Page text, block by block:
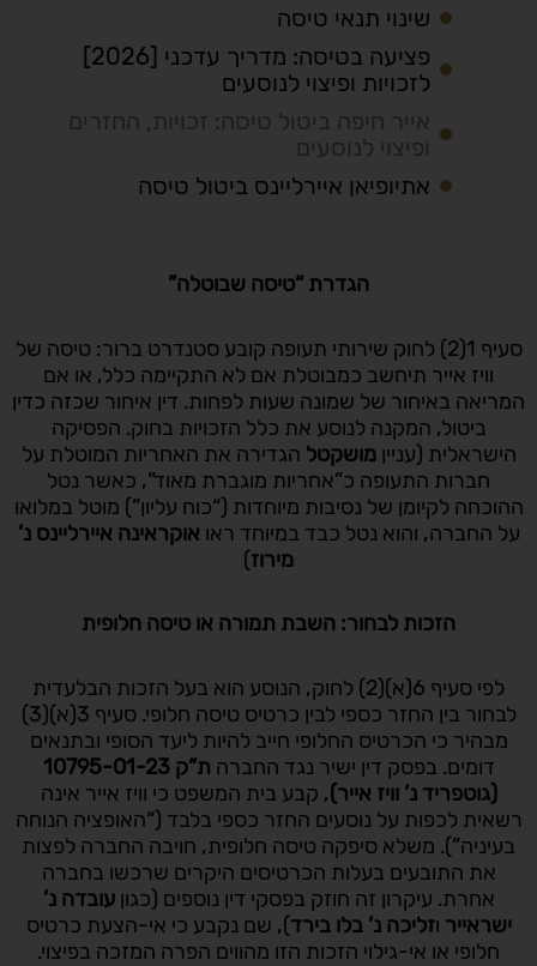
שינוי תנאי טיסה
פציעה בטיסה: מדריך עדכני [2026]
לזכויות ופיצוי לנוסעים
אייר חיפה ביטול טיסה: זכויות, החזרים
ופיצוי לנוסעים
אתיופיאן איירליינס ביטול טיסה
הגדרת “טיסה שבוטלה”
סעיף 1(2) לחוק שירותי תעופה קובע סטנדרט ברור: טיסה של
וויז אייר תיחשב כמבוטלת אם לא התקיימה כלל, או אם
המריאה באיחור של שמונה שעות לפחות. דין איחור שכזה כדין
ביטול, המקנה לנוסע את כלל הזכויות בחוק. הפסיקה
הישראלית (ענייןמושקטל הגדירה את האחריות המוטלת על
חברות התעופה כ”אחריות מוגברת מאוד”, כאשר נטל
ההוכחה לקיומן של נסיבות מיוחדות (“כוח עליון”) מוטל במלואו
על החברה, והוא נטל כבד במיוחד ראו אוקראינה איירליינס נ’
מירוז)
הזכות לבחור: השבת תמורה או טיסה חלופית
לפי סעיף 6(א)(2) לחוק, הנוסע הוא בעל הזכות הבלעדית
לבחור בין החזר כספי לבין כרטיס טיסה חלופי. סעיף 3(א)(3)
מבהיר כי הכרטיס החלופי חייב להיות ליעד הסופי ובתנאים
דומים. בפסק דין ישיר נגד החברה
ת”ק 10795-01-23
(גוטפריד נ’ וויז אייר), קבע בית המשפט כי וויז אייר אינה
רשאית לכפות על נוסעים החזר כספי בלבד (“האופציה הנוחה
בעיניה”). משלא סיפקה טיסה חלופית, חויבה החברה לפצות
את התובעים בעלות הכרטיסים היקרים שרכשו בחברה
אחרת. עיקרון זה חוזק בפסקי דין נוספים (כגוןעובדה נ’
ישראייר וזליכה נ’ בלו בירד), שם נקבע כי אי-הצעת כרטיס
חלופי או אי-גילוי הזכות הזו מהווים הפרה המזכה בפיצוי.